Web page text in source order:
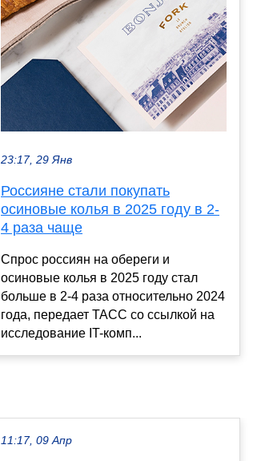
23:17, 29 Янв
Россияне стали покупать
осиновые колья в 2025 году в 2-
4 раза чаще
Спрос россиян на обереги и
осиновые колья в 2025 году стал
больше в 2-4 раза относительно 2024
года, передает ТАСС со ссылкой на
исследование IT-комп...
11:17, 09 Апр